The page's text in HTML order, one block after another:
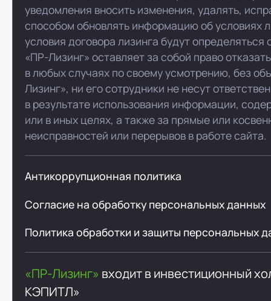
уведомления вносить изменения, удалять,
способом обновлять информацию об условиях
условия договора лизинга будут
«ПР-Лизинг» оставляет за собой право
в любых случаях по своему усмотрению, без
Лизинг», ни его сотрудники не несут
в результате использования информации,
или в иных целях, а также за прямые или
неисправностей или перерывов в работе сайта.
Антикоррупционная политика
Согласие на обработку персональных данных
Политика обработки и защиты персональных
«ПР-Лизинг» входит в инвестиционный
КЭПИТЛ»